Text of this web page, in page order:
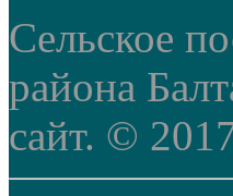
Сельское
района
сайт. ©